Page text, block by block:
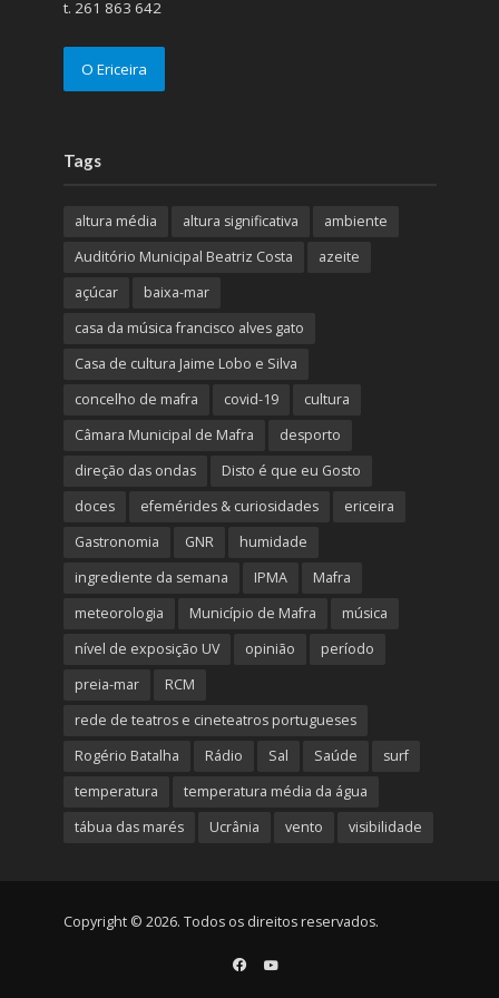
t. 261 863 642
O Ericeira
Tags
altura média altura significativa
ambiente
Auditório Municipal Beatriz Costa
azeite
açúcar
baixa-mar
casa da música francisco alves gato
Casa de cultura Jaime Lobo e Silva
concelho de mafra
covid-19
cultura
Câmara Municipal de Mafra
desporto
direção das ondas
Disto é que eu Gosto
doces
efemérides & curiosidades
ericeira
Gastronomia
GNR
humidade
ingrediente da semana
IPMA
Mafra
meteorologia
Município de Mafra
música
nível de exposição UV
opinião
período
preia-mar
RCM
rede de teatros e cineteatros portugueses
Rogério Batalha
Rádio Sal Saúde
surf
temperatura
temperatura média da água
tábua das marés
Ucrânia vento visibilidade
Copyright © 2026. Todos os direitos reservados.